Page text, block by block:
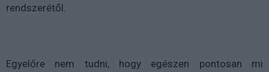
rendszerétől.
Egyelőre nem tudni, hogy egészen pontosan mi